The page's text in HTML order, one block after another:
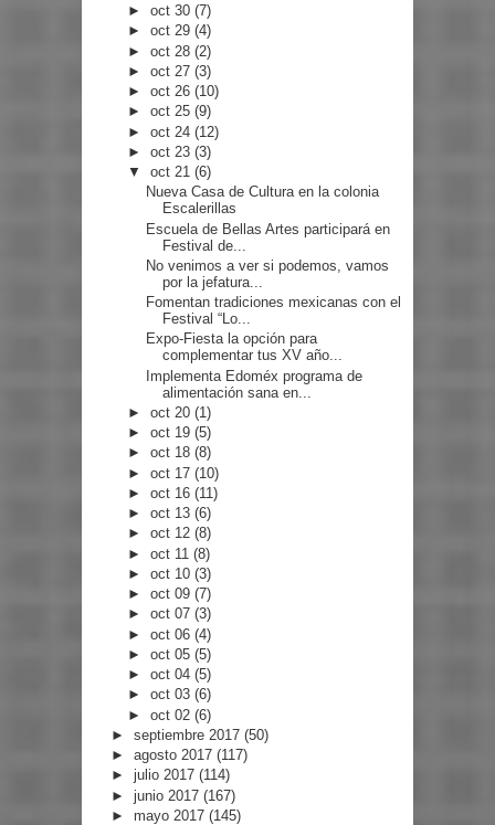
►oct 30(7)
►oct 29(4)
►oct 28(2)
►oct 27(3)
►oct 26(10)
►oct 25(9)
►oct 24(12)
►oct 23(3)
▼oct 21(6)
Nueva Casa de Cultura en la colonia
Escalerillas
Escuela de Bellas Artes participará en
Festival de...
No venimos a ver si podemos, vamos
por la jefatura...
Fomentan tradiciones mexicanas con el
Festival “Lo...
Expo-Fiesta la opción para
complementar tus XV año...
Implementa Edoméx programa de
alimentación sana en...
►oct 20(1)
►oct 19(5)
►oct 18(8)
►oct 17(10)
►oct 16(11)
►oct 13(6)
►oct 12(8)
►oct 11(8)
►oct 10(3)
►oct 09(7)
►oct 07(3)
►oct 06(4)
►oct 05(5)
►oct 04(5)
►oct 03(6)
►oct 02(6)
► septiembre 2017 (50)
► agosto 2017 (117)
► julio 2017 (114)
► junio 2017 (167)
► mayo 2017 (145)